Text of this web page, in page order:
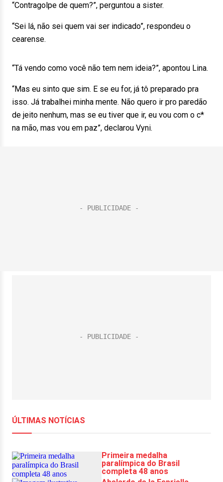
“Contragolpe de quem?”, perguntou a sister.
“Sei lá, não sei quem vai ser indicado”, respondeu o
cearense.
“Tá vendo como você não tem nem ideia?”, apontou Lina.
“Mas eu sinto que sim. E se eu for, já tô preparado pra
isso. Já trabalhei minha mente. Não quero ir pro paredão
de jeito nenhum, mas se eu tiver que ir, eu vou com o c*
na mão, mas vou em paz”, declarou Vyni.